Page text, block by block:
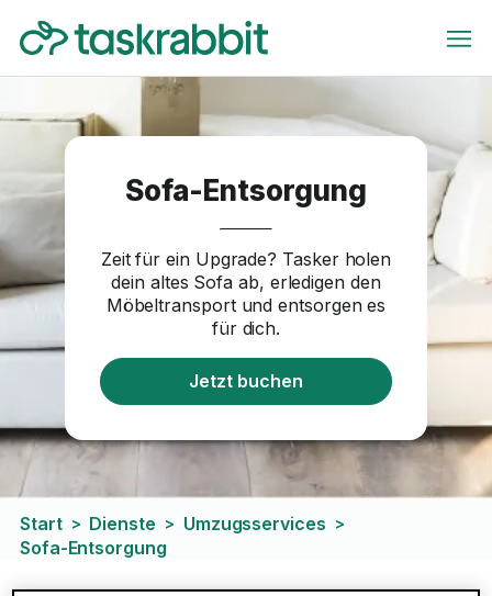
Sofa-Entsorgung
Zeit für ein Upgrade? Tasker holen
dein altes Sofa ab, erledigen den
Möbeltransport und entsorgen es
für dich.
Jetzt buchen
Start > Dienste > Umzugsservices >
Sofa-Entsorgung